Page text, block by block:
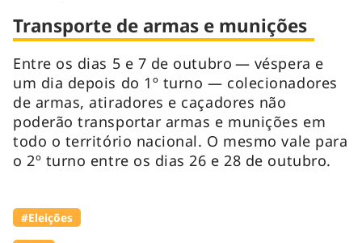
Transporte de armas e munições
Entre os dias 5 e 7 de outubro — véspera e
um dia depois do 1º turno — colecionadores
de armas, atiradores e caçadores não
poderão transportar armas e munições em
todo o território nacional. O mesmo vale para
o 2º turno entre os dias 26 e 28 de outubro.
#Eleições